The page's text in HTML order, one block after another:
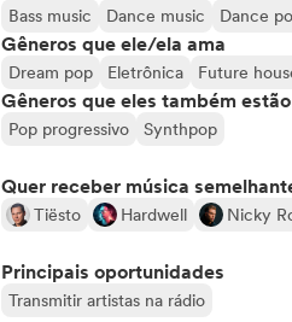
Bass music Dance music Dance
Gêneros que ele/ela ama
Dream pop Eletrônica Future
Gêneros que eles também
Pop progressivo Synthpop
Quer receber música
Tiësto Hardwell Nicky
Principais oportunidades
Transmitir artistas na rádio